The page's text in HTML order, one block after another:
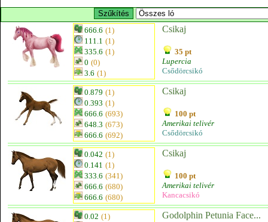
666.6 (1)
111.1 (1)
335.6 (1)
0 (0)
3.6 (1)
Csikaj
35 pt
Lupercia
Csődörcsikó
0.879 (1)
0.393 (1)
666.6 (693)
648.3 (673)
666.6 (692)
Csikaj
100 pt
Amerikai telivér
Csődörcsikó
0.042 (1)
0.141 (1)
333.6 (341)
666.6 (680)
666.6 (680)
Csikaj
100 pt
Amerikai telivér
Kancacsikó
0.02 (1)
Godolphin Petunia Face...